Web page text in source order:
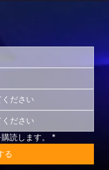
読します。
*
る